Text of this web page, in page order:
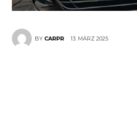
BY CARPR 13. MÄRZ 2025